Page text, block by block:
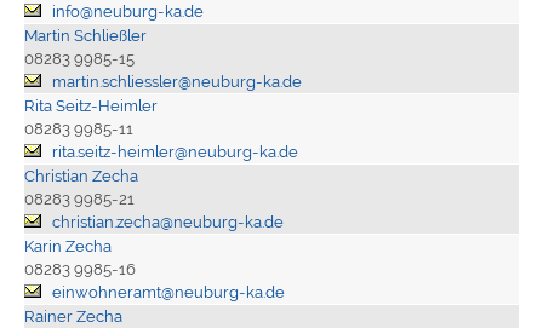
info@neuburg-ka.de
Martin Schließler
08283 9985-15
martin.schliessler@neuburg-ka.de
Rita Seitz-Heimler
08283 9985-11
rita.seitz-heimler@neuburg-ka.de
Christian Zecha
08283 9985-21
christian.zecha@neuburg-ka.de
Karin Zecha
08283 9985-16
einwohneramt@neuburg-ka.de
Rainer Zecha